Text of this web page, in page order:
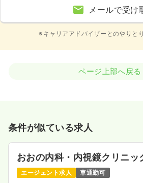
メールで受け
※キャリアアドバイザーとのやりと
ページ上部へ戻る
条件が似ている求人
おおの内科・内視鏡クリニッ
エージェント求人
車通勤可